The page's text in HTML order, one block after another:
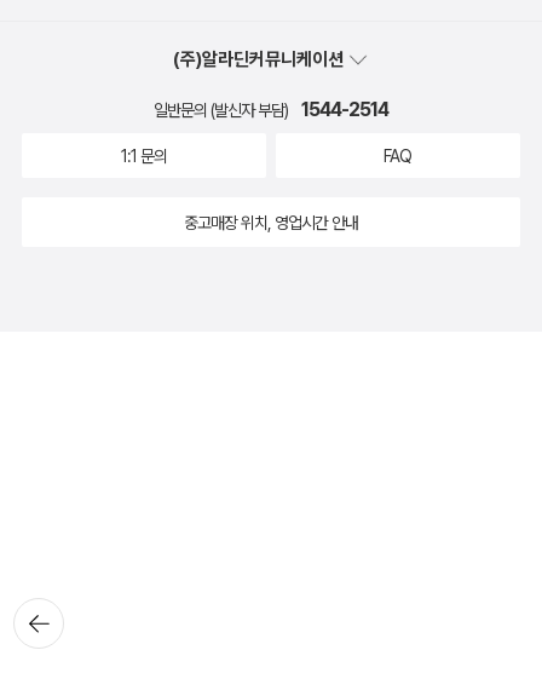
뒤로가
기
(주)알라딘커뮤니케이션
일반문의 (발신자 부담) 1544-2514
1:1 문의 FAQ
중고매장 위치, 영업시간 안내